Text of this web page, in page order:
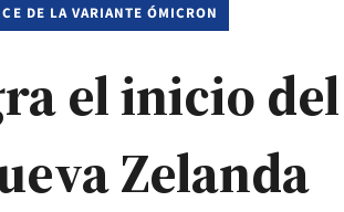
DE LA VARIANTE ÓMICRON
el inicio
Zelanda